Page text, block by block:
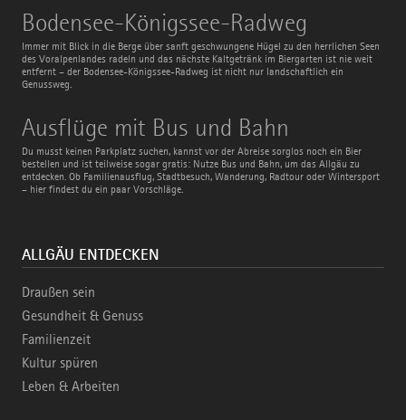
Bodensee-Königssee-Radweg
Immer mit Blick in die Berge über sanft geschwungene Hügel zu den herrlichen Seen
des Voralpenlandes radeln und das nächste Kaltgetränk im Biergarten ist nie weit
entfernt – der Bodensee-Königssee-Radweg ist nicht nur landschaftlich ein
Genussweg.
Bodensee-
Königssee-
Radweg
Ausflüge mit Bus und Bahn
Du musst keinen Parkplatz suchen, kannst vor der Abreise sorglos noch ein Bier
bestellen und ist teilweise sogar gratis: Nutze Bus und Bahn, um das Allgäu zu
entdecken. Ob Familienausflug, Stadtbesuch, Wanderung, Radtour oder Wintersport
– hier findest du ein paar Vorschläge.
Ausflüge
mit
Bus
und
Bahn
ALLGÄU ENTDECKEN
Draußen sein
Gesundheit & Genuss
Familienzeit
Kultur spüren
Leben & Arbeiten